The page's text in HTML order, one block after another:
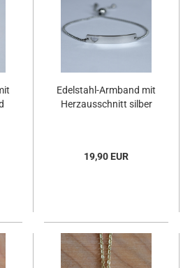
Edelstahl-Armband mit
Herzausschnitt silber
19,90 EUR